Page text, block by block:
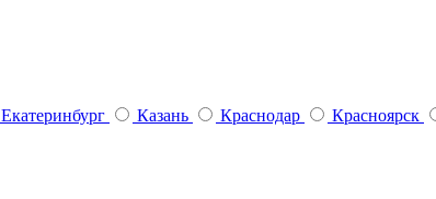
Екатеринбург Казань Краснодар Красноярск